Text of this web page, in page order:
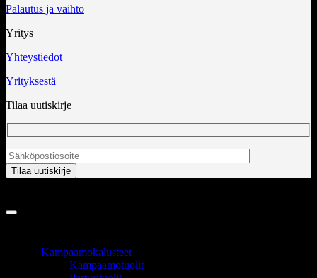
Palautus ja vaihto
Yritys
Yhteystiedot
Yrityksestä
Tilaa uutiskirje
Kampaamokalusteet
Kampaamotuolit